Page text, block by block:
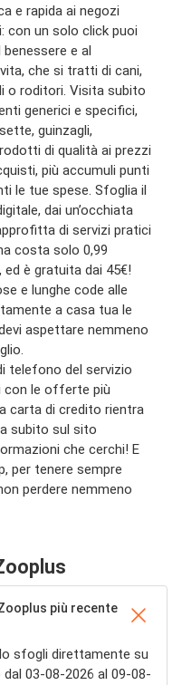
e rapida ai negozi
: con un solo click puoi
e al
che si tratti di cani,
o roditori. Visita subito
generici e specifici,
guinzagli,
di qualità ai prezzi
più accumuli punti
le tue spese. Sfoglia il
dai un’occhiata
di servizi pratici
costa solo 0,99
ed è gratuita dai 45€!
e lunghe code alle
a casa tua le
aspettare nemmeno
telefono del servizio
con le offerte più
carta di credito rientra
subito sul sito
che cerchi! E
, per tenere sempre
perdere nemmeno
più recente
sfogli direttamente su
03-08-2026 al 09-08-